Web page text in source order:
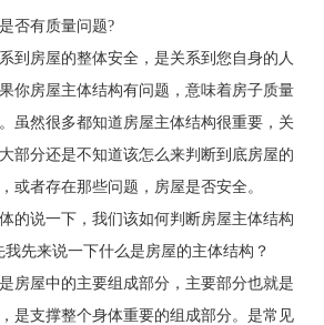
否有质量问题?
房屋的整体安全，是关系到您自身的人
你房屋主体结构有问题，意味着房子质量
虽然很多都知道房屋主体结构很重要，关
部分还是不知道该怎么来判断到底房屋的
或者存在那些问题，房屋是否安全。
说一下，我们该如何判断房屋主体结构
先来说一下什么是房屋的主体结构？
屋中的主要组成部分，主要部分也就是
是支撑整个身体重要的组成部分。是常见